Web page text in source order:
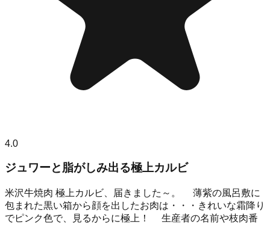
4.0
ジュワーと脂がしみ出る極上カルビ
米沢牛焼肉 極上カルビ、届きました～。 薄紫の風呂敷に
包まれた黒い箱から顔を出したお肉は・・・きれいな霜降り
でピンク色で、見るからに極上！ 生産者の名前や枝肉番